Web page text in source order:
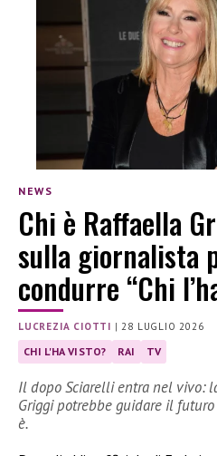
NEWS
Chi è Raffaella
sulla giornalista
condurre “Chi
LUCREZIA CIOTTI | 28 LUGLIO 2026
CHI L'HA VISTO? RAI TV
Il dopo Sciarelli entra nel vivo:
Griggi potrebbe guidare il futuro
è.